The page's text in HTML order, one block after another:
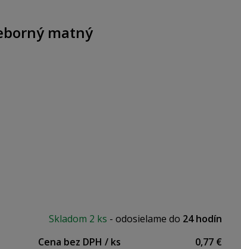
matný
Skladom 2 ks - odosielame do 24 hodín
Cena bez DPH / ks
0,77 €